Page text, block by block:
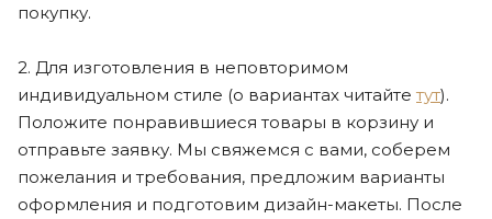
покупку.
2. Для изготовления в неповторимом
индивидуальном стиле (о вариантах читайте тут).
Положите понравившиеся товары в корзину и
отправьте заявку. Мы свяжемся с вами, соберем
пожелания и требования, предложим варианты
оформления и подготовим дизайн-макеты. После